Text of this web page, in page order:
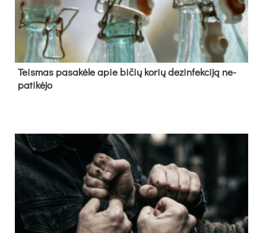
Teis­mas pa­sa­kė­le apie bi­čių ko­rių de­zin­fek­ci­ją ne­
pa­ti­kė­jo